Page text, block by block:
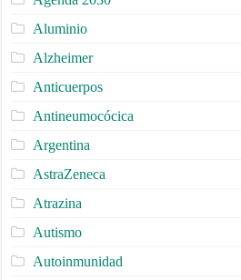
Aluminio
Alzheimer
Anticuerpos
Antineumocócica
Argentina
AstraZeneca
Atrazina
Autismo
Autoinmunidad